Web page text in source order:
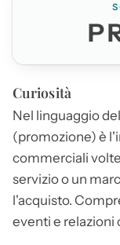
Curiosità
Nel linguaggio
(promozione) è
commerciali
servizio o un
l'acquisto.
eventi e relazioni